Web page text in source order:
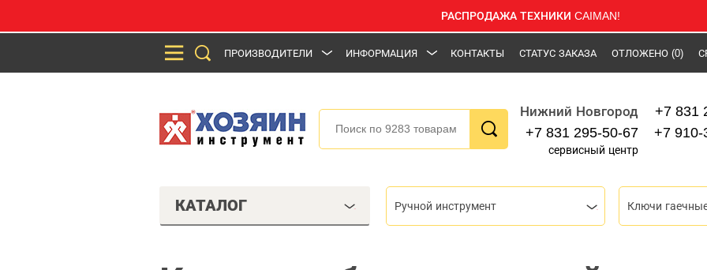
РАСПРОДАЖА ТЕХНИКИ CAIMAN!
ПРОИЗВОДИТЕЛИ ИНФОРМАЦИЯ КОНТАКТЫ СТАТУС ЗАКАЗА ОТЛОЖЕНО (0)
Нижний Новгород
+7 831 295-50-67
сервисный центр
+7 831
+7 910-
КАТАЛОГ Ручной инструмент Ключи